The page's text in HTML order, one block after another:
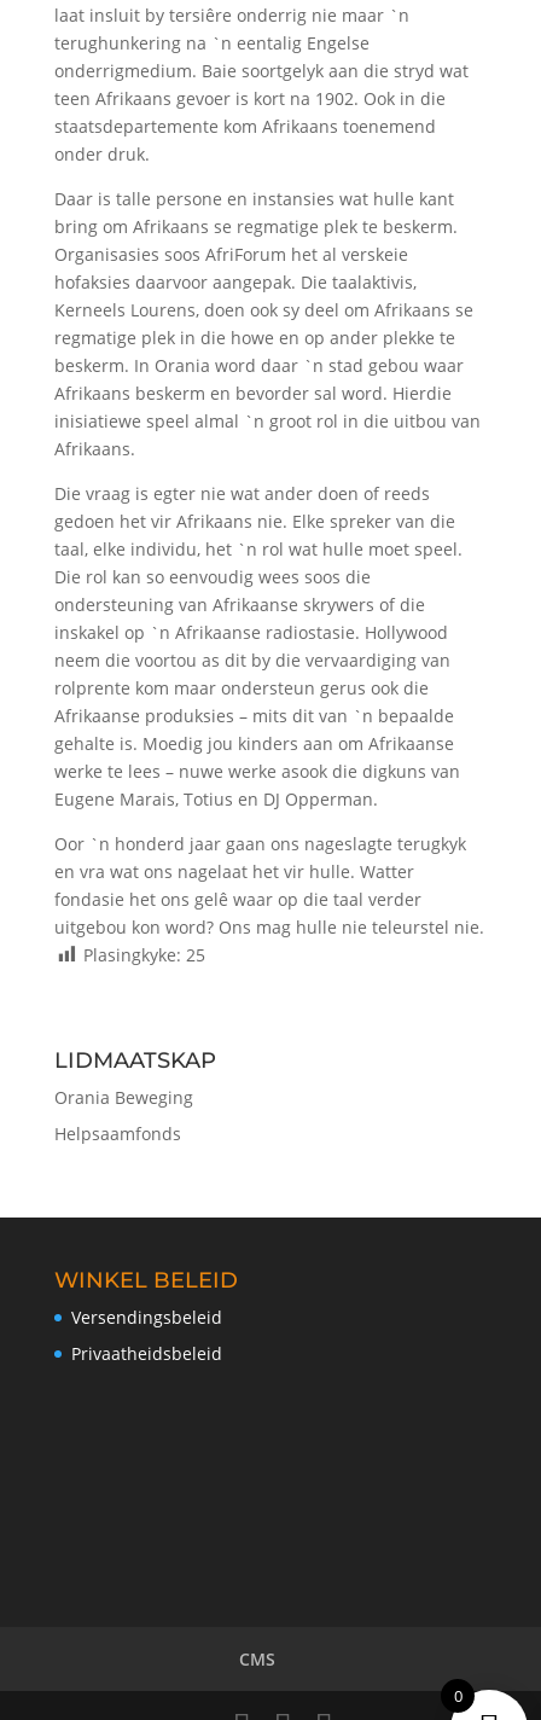
laat insluit by tersiêre onderrig nie maar `n
terughunkering na `n eentalig Engelse
onderrigmedium. Baie soortgelyk aan die stryd wat
teen Afrikaans gevoer is kort na 1902. Ook in die
staatsdepartemente kom Afrikaans toenemend
onder druk.
Daar is talle persone en instansies wat hulle kant
bring om Afrikaans se regmatige plek te beskerm.
Organisasies soos AfriForum het al verskeie
hofaksies daarvoor aangepak. Die taalaktivis,
Kerneels Lourens, doen ook sy deel om Afrikaans se
regmatige plek in die howe en op ander plekke te
beskerm. In Orania word daar `n stad gebou waar
Afrikaans beskerm en bevorder sal word. Hierdie
inisiatiewe speel almal `n groot rol in die uitbou van
Afrikaans.
Die vraag is egter nie wat ander doen of reeds
gedoen het vir Afrikaans nie. Elke spreker van die
taal, elke individu, het `n rol wat hulle moet speel.
Die rol kan so eenvoudig wees soos die
ondersteuning van Afrikaanse skrywers of die
inskakel op `n Afrikaanse radiostasie. Hollywood
neem die voortou as dit by die vervaardiging van
rolprente kom maar ondersteun gerus ook die
Afrikaanse produksies – mits dit van `n bepaalde
gehalte is. Moedig jou kinders aan om Afrikaanse
werke te lees – nuwe werke asook die digkuns van
Eugene Marais, Totius en DJ Opperman.
Oor `n honderd jaar gaan ons nageslagte terugkyk
en vra wat ons nagelaat het vir hulle. Watter
fondasie het ons gelê waar op die taal verder
uitgebou kon word? Ons mag hulle nie teleurstel nie.
Plasingkyke: 25
LIDMAATSKAP
Orania Beweging
Helpsaamfonds
WINKEL BELEID
Versendingsbeleid
Privaatheidsbeleid
CMS
0